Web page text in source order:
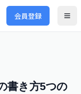
会員登録
書き方5つの